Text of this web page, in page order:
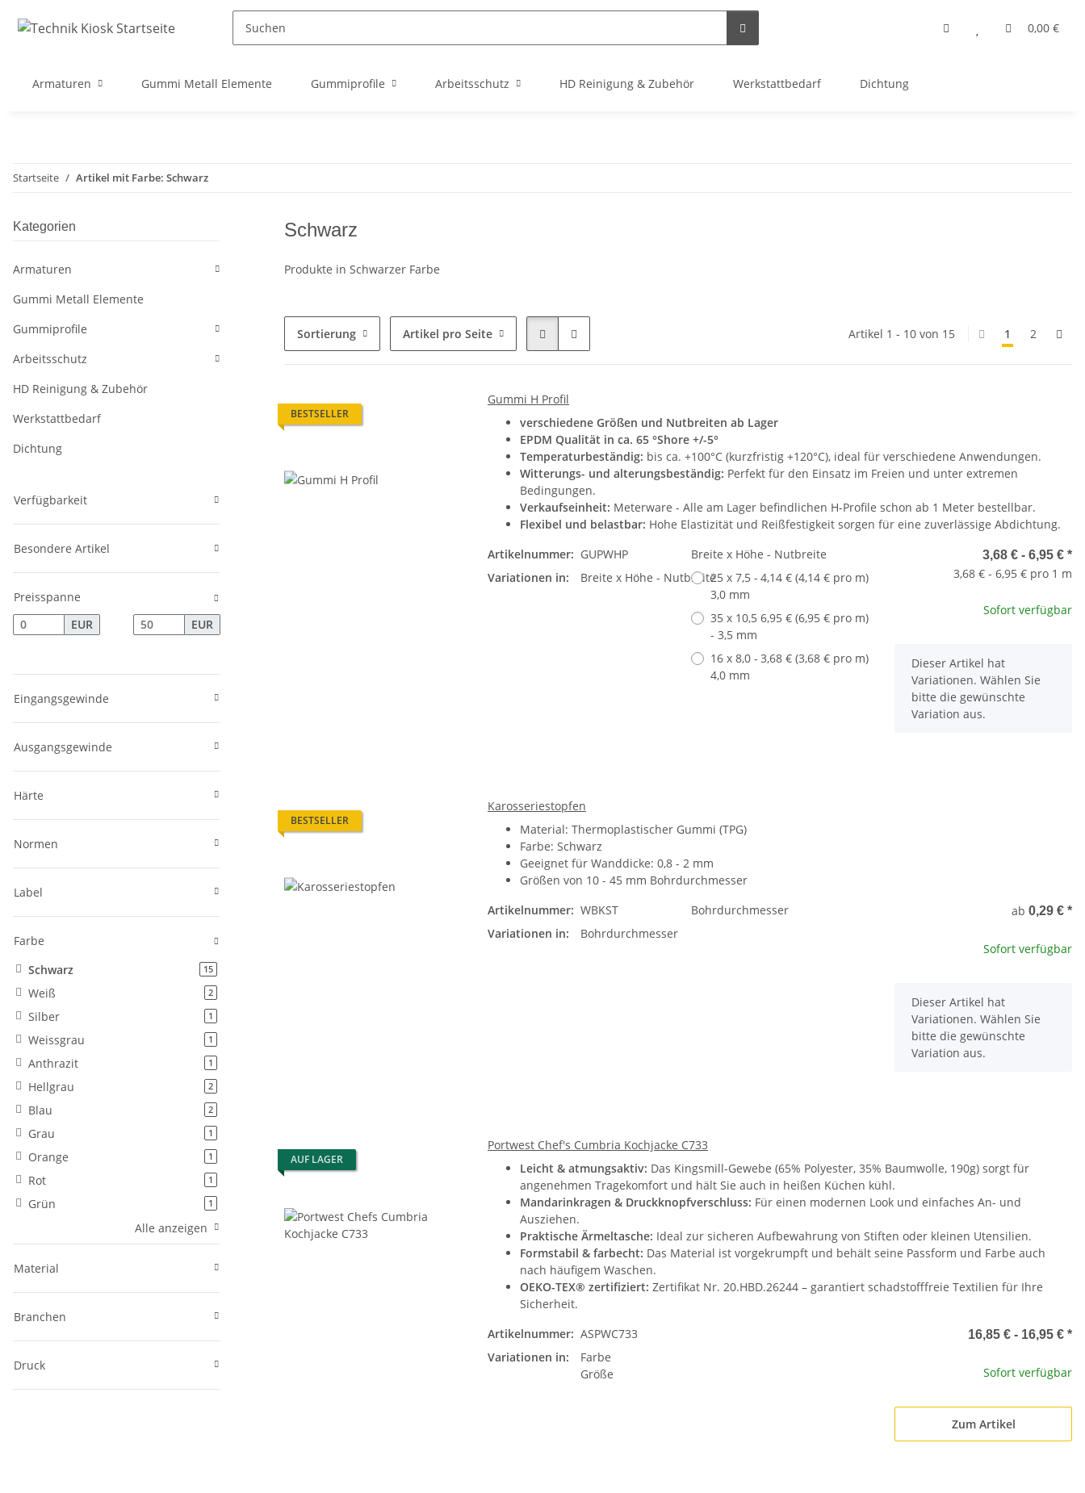
0,00 €
Armaturen Gummi Metall Elemente Gummiprofile Arbeitsschutz HD Reinigung & Zubehör Werkstattbedarf Dichtung
Startseite Artikel mit Farbe: Schwarz
Schwarz
Produkte in Schwarzer Farbe
Sortierung Artikel pro Seite Artikel 1 - 10 von 15 1 2
BESTSELLER
Gummi H Profil
verschiedene Größen und Nutbreiten ab Lager
EPDM Qualität in ca. 65 °Shore +/-5°
Temperaturbeständig: bis ca. +100°C (kurzfristig +120°C), ideal für verschiedene Anwendungen.
Witterungs- und alterungsbeständig: Perfekt für den Einsatz im Freien und unter extremen
Bedingungen.
Verkaufseinheit: Meterware - Alle am Lager befindlichen H-Profile schon ab 1 Meter bestellbar.
Flexibel und belastbar: Hohe Elastizität und Reißfestigkeit sorgen für eine zuverlässige Abdichtung.
Artikelnummer: GUPWHP
Variationen in:
Breite x Höhe - Nutbreite
Breite x Höhe - Nutbreite
25 x 7,5 -
3,0 mm
4,14 € (4,14 € pro m)
35 x 10,5
- 3,5 mm
6,95 € (6,95 € pro m)
16 x 8,0 -
4,0 mm
3,68 € (3,68 € pro m)
3,68 € - 6,95 € *
3,68 € - 6,95 € pro 1 m
Sofort verfügbar
x
Dieser Artikel hat
Variationen. Wählen Sie
bitte die gewünschte
Variation aus.
BESTSELLER
Karosseriestopfen
Material: Thermoplastischer Gummi (TPG)
Farbe: Schwarz
Geeignet für Wanddicke: 0,8 - 2 mm
Größen von 10 - 45 mm Bohrdurchmesser
Artikelnummer: WBKST
Variationen in:
Bohrdurchmesser
Bohrdurchmesser ab 0,29 € *
Sofort verfügbar
x
Dieser Artikel hat
Variationen. Wählen Sie
bitte die gewünschte
Variation aus.
AUF LAGER
Portwest Chef's Cumbria Kochjacke C733
Leicht & atmungsaktiv: Das Kingsmill-Gewebe (65% Polyester, 35% Baumwolle, 190g) sorgt für
angenehmen Tragekomfort und hält Sie auch in heißen Küchen kühl.
Mandarinkragen & Druckknopfverschluss: Für einen modernen Look und einfaches An- und
Ausziehen.
Praktische Ärmeltasche: Ideal zur sicheren Aufbewahrung von Stiften oder kleinen Utensilien.
Formstabil & farbecht: Das Material ist vorgekrumpft und behält seine Passform und Farbe auch
nach häufigem Waschen.
OEKO-TEX® zertifiziert: Zertifikat Nr. 20.HBD.26244 – garantiert schadstofffreie Textilien für Ihre
Sicherheit.
Artikelnummer: ASPWC733
Variationen in:
Farbe
Größe
16,85 € - 16,95 € *
Sofort verfügbar
Zum Artikel
Kategorien
Armaturen
Gummi Metall Elemente
Gummiprofile
Arbeitsschutz
HD Reinigung & Zubehör
Werkstattbedarf
Dichtung
Verfügbarkeit
Besondere Artikel
Preisspanne
EUR
EUR
Eingangsgewinde
Ausgangsgewinde
Härte
Normen
Label
Farbe
Schwarz
15Artikel gefunden
Weiß 2Artikel gefunden
Silber 1Artikel gefunden
Weissgrau 1Artikel gefunden
Anthrazit 1Artikel gefunden
Hellgrau 2Artikel gefunden
Blau 2Artikel gefunden
Grau 1Artikel gefunden
Orange 1Artikel gefunden
Rot 1Artikel gefunden
Grün 1Artikel gefunden
Alle anzeigen
Material
Branchen
Druck